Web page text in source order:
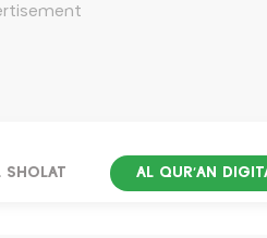
SHOLAT AL QUR'AN